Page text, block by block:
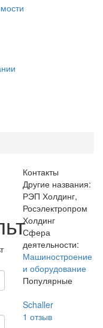
Контакты
Другие названия:
РЭП Холдинг,
Росэлектропром
Холдинг
Сфера
деятельности:
Машиностроение
и оборудование
Популярные
Schaller
1 отзыв